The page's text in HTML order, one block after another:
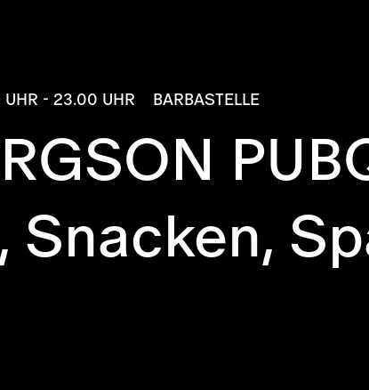
UHR - 23.00 UHR BARBASTELLE
Snacken,